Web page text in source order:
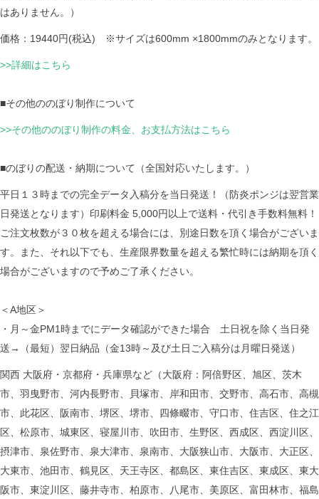
はありません。）
価格：19440円(税込) ※サイズは600mm ×1800mmのみとなります。
>>詳細はこちら
■その他ののぼり制作について
>>その他ののぼり制作の料金、お支払方法はこちら
■のぼりの配送・納期について（全国対応いたします。）
平日１３時までの完全データ入稿分を当日発送！（防炎ポンジは翌営業
日発送となります）印刷料金 5,000円以上で送料・代引き手数料無料！
ご注文枚数が３０枚を超える場合には、別途日数を頂く場合がございま
す。また、それ以下でも、生産限界数量を超える繁忙時には納期を頂く
場合がございますので予めご了承ください。
＜A地区＞
・月～金PM1時までにデータ確認ができた場合 土日祝を除く当日発
送→（最短）翌日納品（金13時～及び土日ご入稿分は月曜日発送）
関西 大阪府・京都府・兵庫県など（大阪府：阿倍野区、旭区、茨木
市、羽曳野市、河内長野市、貝塚市、岸和田市、交野市、高石市、高槻
市、此花区、阪南市、堺区、堺市、四條畷市、守口市、住吉区、住之江
区、松原市、城東区、寝屋川市、吹田市、生野区、西成区、西淀川区、
摂津市、泉佐野市、泉大津市、泉南市、大阪狭山市、大阪市、大正区、
大東市、池田市、鶴見区、天王寺区、都島区、東住吉区、東成区、東大
阪市、東淀川区、藤井寺市、柏原市、八尾市、美原区、富田林市、福島